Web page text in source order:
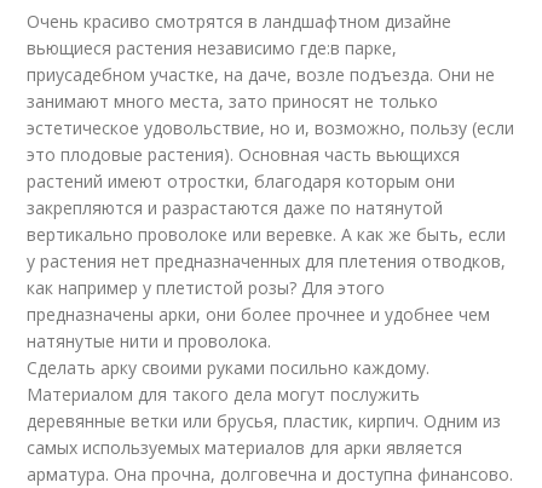
Очень красиво смотрятся в ландшафтном дизайне
вьющиеся растения независимо где:в парке,
приусадебном участке, на даче, возле подъезда. Они не
занимают много места, зато приносят не только
эстетическое удовольствие, но и, возможно, пользу (если
это плодовые растения). Основная часть вьющихся
растений имеют отростки, благодаря которым они
закрепляются и разрастаются даже по натянутой
вертикально проволоке или веревке. А как же быть, если
у растения нет предназначенных для плетения отводков,
как например у плетистой розы? Для этого
предназначены арки, они более прочнее и удобнее чем
натянутые нити и проволока.
Сделать арку своими руками посильно каждому.
Материалом для такого дела могут послужить
деревянные ветки или брусья, пластик, кирпич. Одним из
самых используемых материалов для арки является
арматура. Она прочна, долговечна и доступна финансово.